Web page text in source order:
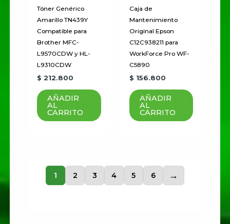
Tóner Genérico
Amarillo TN439Y
Compatible para
Brother MFC-
L9570CDW y HL-
L9310CDW
$ 212.800
AÑADIR
AL
CARRITO
Caja de
Mantenimiento
Original Epson
C12C938211 para
WorkForce Pro WF-
C5890
$ 156.800
AÑADIR
AL
CARRITO
1 2 3 4 5 6 →